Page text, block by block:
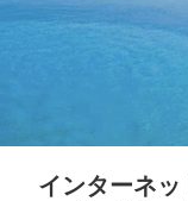
インターネ